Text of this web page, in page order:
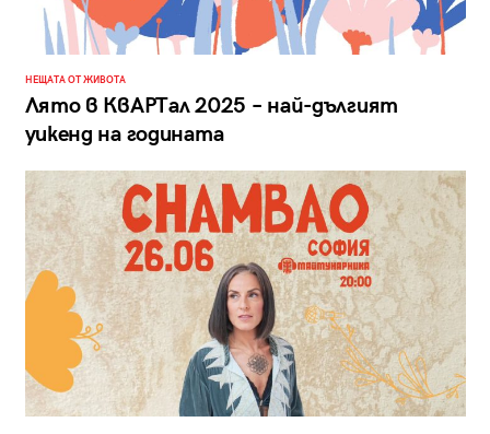
НЕЩАТА ОТ ЖИВОТА
Лято в КвАРТал 2025 – най-дългият
уикенд на годината